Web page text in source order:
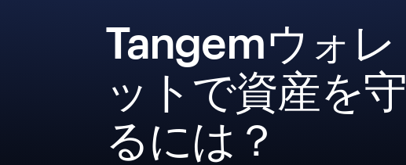
Tangemウォレ
ットで資産を守
るには？